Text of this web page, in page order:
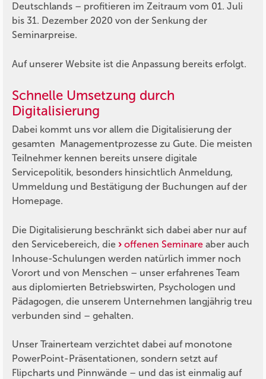
Deutschlands – profitieren im Zeitraum vom 01. Juli
bis 31. Dezember 2020 von der Senkung der
Seminarpreise.
Auf unserer Website ist die Anpassung bereits erfolgt.
Schnelle Umsetzung durch
Digitalisierung
Dabei kommt uns vor allem die Digitalisierung der
gesamten Managementprozesse zu Gute. Die meisten
Teilnehmer kennen bereits unsere digitale
Servicepolitik, besonders hinsichtlich Anmeldung,
Ummeldung und Bestätigung der Buchungen auf der
Homepage.
Die Digitalisierung beschränkt sich dabei aber nur auf
den Servicebereich, die
offenen Seminare aber auch
Inhouse-Schulungen werden natürlich immer noch
Vorort und von Menschen – unser erfahrenes Team
aus diplomierten Betriebswirten, Psychologen und
Pädagogen, die unserem Unternehmen langjährig treu
verbunden sind – gehalten.
Unser Trainerteam verzichtet dabei auf monotone
PowerPoint-Präsentationen, sondern setzt auf
Flipcharts und Pinnwände – und das ist einmalig auf